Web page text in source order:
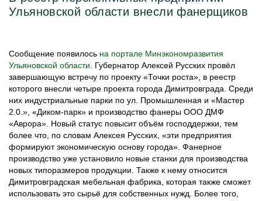
Ульяновской области внесли фанерщиков
Сообщение появилось на портале Минэкономразвития
Ульяновской области . Губернатор Алексей Русских провёл
завершающую встречу по проекту «Точки роста», в реестр
которого внесли четыре проекта города Димитровграда. Среди
них индустриальные парки по ул. Промышленная и «Мастер
2.0.», «Диком-парк» и производство фанеры ООО ДМФ
«Аврора». Новый статус повысит объём господдержки, тем
более что, по словам Алексея Русских, «эти предприятия
формируют экономическую основу города». Фанерное
производство уже установило новые станки для производства
новых типоразмеров продукции. Также к нему относится
Димитровградская мебельная фабрика, которая также сможет
использовать это сырьё для собственных нужд. Более того,